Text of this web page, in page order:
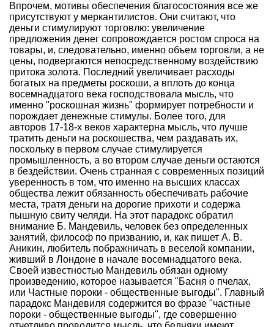
Впрочем, мотивы обеспечения благосостояния все же
присутствуют у меркантилистов. Они считают, что
деньги стимулируют торговлю: увеличение
предложения денег сопровождается ростом спроса на
товары, и, следовательно, именно объем торговли, а не
цены, подвергаются непосредственному воздействию
притока золота. Последний увеличивает расходы
богатых на предметы роскоши, а вплоть до конца
восемнадцатого века господствовала мысль, что
именно "роскошная жизнь" формирует потребности и
порождает денежные стимулы. Более того, для
авторов 17-18-х веков характерна мысль, что лучше
тратить деньги на роскошества, чем раздавать их,
поскольку в первом случае стимулируется
промышленность, а во втором случае деньги остаются
в бездействии. Очень странная с современных позиций
уверенность в том, что именно на высших классах
общества лежит обязанность обеспечивать рабочие
места, тратя деньги на дорогие прихоти и содержа
пышную свиту челяди. На этот парадокс обратил
внимание Б. Мандевиль, человек без определенных
занятий, философ по призванию, и, как пишет А. В.
Аникин, любитель пображничать в веселой компании,
живший в Лондоне в начале восемнадцатого века.
Своей известностью Мандевиль обязан одному
произведению, которое называется "Басня о пчелах,
или Частные пороки - общественные выгоды". Главный
парадокс Мандевиля содержится во фразе "частные
пороки - общественные выгоды", где совершенно